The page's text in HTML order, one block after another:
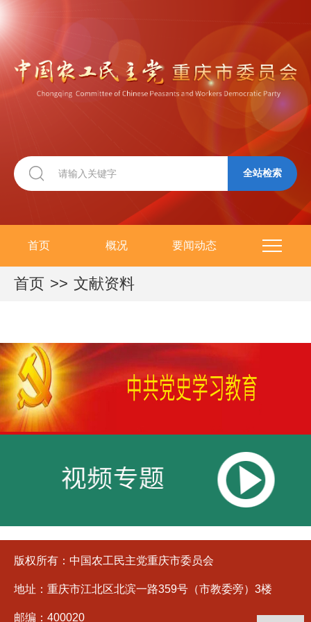
全站检索
首页 概况 要闻动态
专栏专题 参政议政
首页 >> 文献资料
版权所有：中国农工民主党重庆市委员会
地址：重庆市江北区北滨一路359号（市教委旁）3楼
邮编：400020